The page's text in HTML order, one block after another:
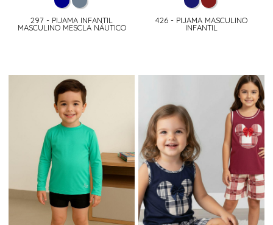
297 - PIJAMA INFANTIL
MASCULINO MESCLA NÁUTICO
426 - PIJAMA MASCULINO
INFANTIL